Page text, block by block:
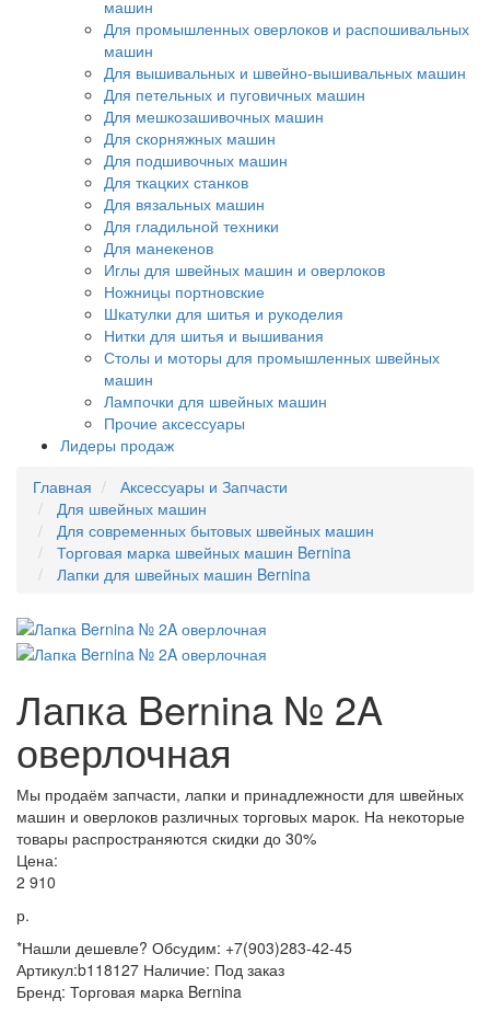
машин
Для промышленных оверлоков и распошивальных
машин
Для вышивальных и швейно-вышивальных машин
Для петельных и пуговичных машин
Для мешкозашивочных машин
Для скорняжных машин
Для подшивочных машин
Для ткацких станков
Для вязальных машин
Для гладильной техники
Для манекенов
Иглы для швейных машин и оверлоков
Ножницы портновские
Шкатулки для шитья и рукоделия
Нитки для шитья и вышивания
Столы и моторы для промышленных швейных
машин
Лампочки для швейных машин
Прочие аксессуары
Лидеры продаж
Главная
Аксессуары и Запчасти
Для швейных машин
Для современных бытовых швейных машин
Торговая марка швейных машин Bernina
Лапки для швейных машин Bernina
Лапка Bernina № 2A
оверлочная
Мы продаём запчасти, лапки и принадлежности для швейных
машин и оверлоков различных торговых марок. На некоторые
товары распространяются скидки до 30%
Цена:
2 910
р.
*Нашли дешевле? Обсудим: +7(903)283-42-45
Артикул:b118127 Наличие: Под заказ
Бренд: Торговая марка Bernina